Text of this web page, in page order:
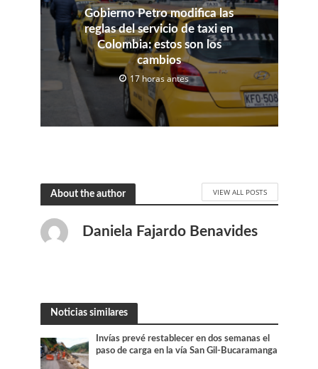
Gobierno Petro modifica las
reglas del servicio de taxi en
Colombia: estos son los
cambios
17 horas antes
About the author VIEW ALL POSTS
Daniela Fajardo Benavides
Noticias similares
Invías prevé restablecer en dos semanas el
paso de carga en la vía San Gil-Bucaramanga